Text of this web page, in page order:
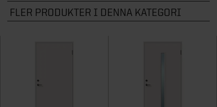
FLER PRODUKTER I DENNA KATEGORI